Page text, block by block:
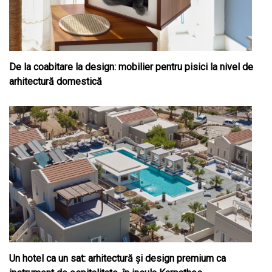
De la coabitare la design: mobilier pentru pisici la nivel de
arhitectură domestică
Un hotel ca un sat: arhitectură și design premium ca